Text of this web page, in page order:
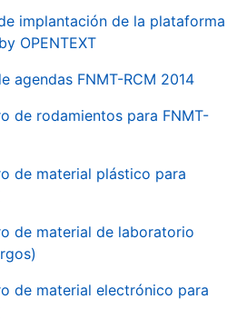
implantación de la plataforma
OPENTEXT
agendas FNMT-RCM 2014
de rodamientos para FNMT-
de material plástico para
de material de laboratorio
de material electrónico para